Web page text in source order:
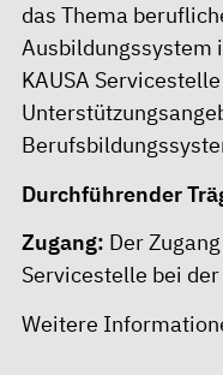
das Thema
Ausbildungssystem
KAUSA
Durchführender
Zugang: Der
Servicestelle bei
Weitere